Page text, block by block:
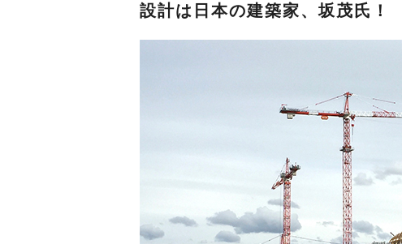
設計は日本の建築家、坂茂氏！